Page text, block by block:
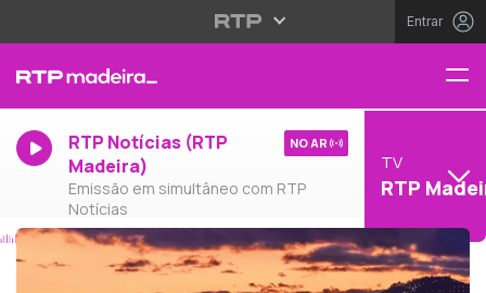
Entrar
RTP Notícias (RTP
Madeira)
Emissão em simultâneo com RTP
Notícias
NO AR
TV
RTP